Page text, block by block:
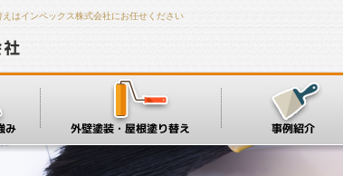
はインペックス株式会社にお任せください